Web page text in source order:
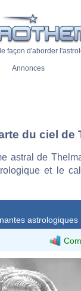
façon d'aborder
Annonces
du ciel de
astral de
et le
astrologiques